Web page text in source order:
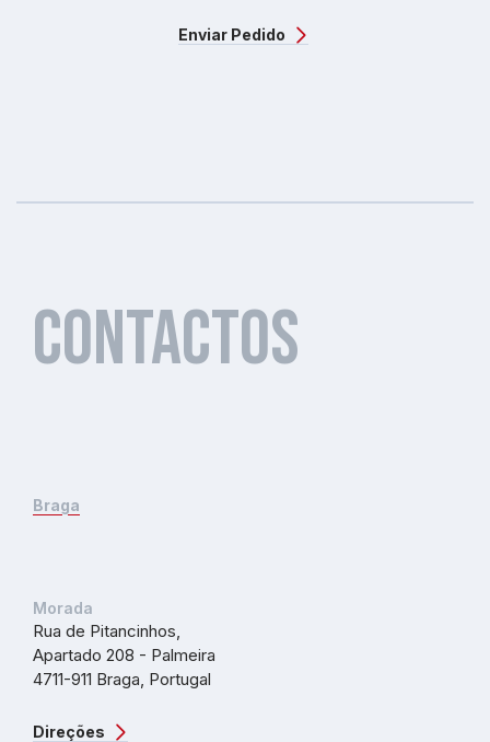
Enviar Pedido
Contactos
Braga
Morada
Rua de Pitancinhos,
Apartado 208 - Palmeira
4711-911 Braga, Portugal
Direções
Contactos
Braga
Morada
Rua de Pitancinhos,
Apartado 208 - Palmeira
4711-911 Braga, Portugal
Direções